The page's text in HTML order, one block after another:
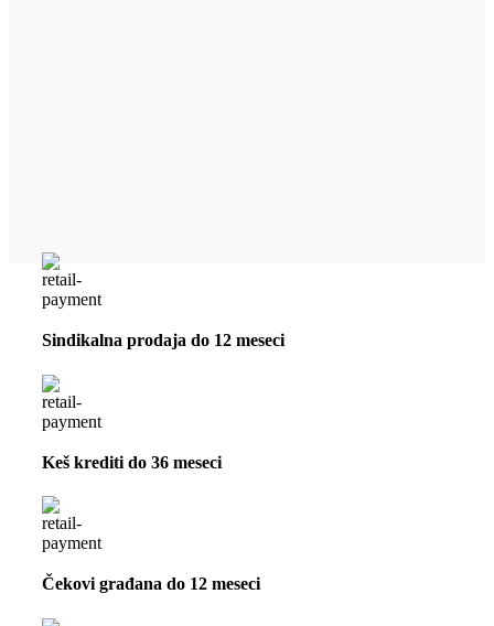
Sindikalna prodaja do 12 meseci
Keš krediti do 36 meseci
Čekovi građana do 12 meseci